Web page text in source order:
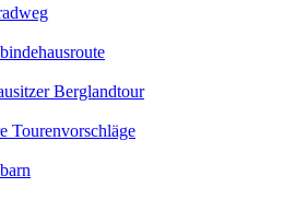
Berglandtour
Tourenvorschläge